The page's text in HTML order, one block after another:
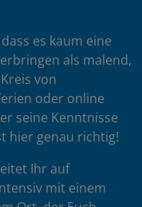
es kaum eine
als malend,
von
oder online
seine Kenntnisse
hier genau richtig!
Ihr auf
mit einem